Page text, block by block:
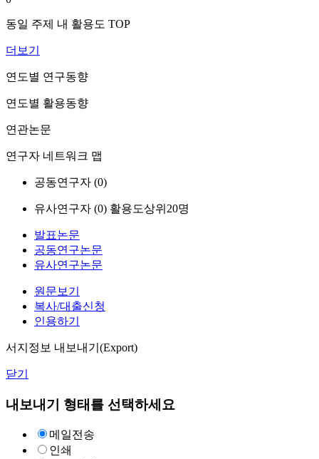
동일 주제 내 활용도 TOP
더보기
연도별 연구동향
연도별 활용동향
연관논문
연구자 네트워크 맵
공동연구자 (0)
유사연구자 (0) 활용도상위20명
발표논문
공동연구논문
유사연구논문
원문보기
복사/대출신청
인용하기
서지정보 내보내기(Export)
닫기
내보내기 형태를 선택하세요
메일전송
인쇄